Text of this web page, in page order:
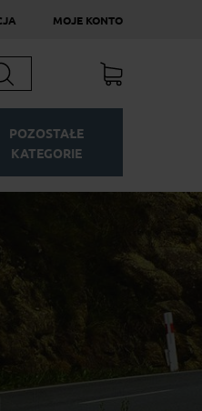
MOJE KONTO
POZOSTAŁE
KATEGORIE